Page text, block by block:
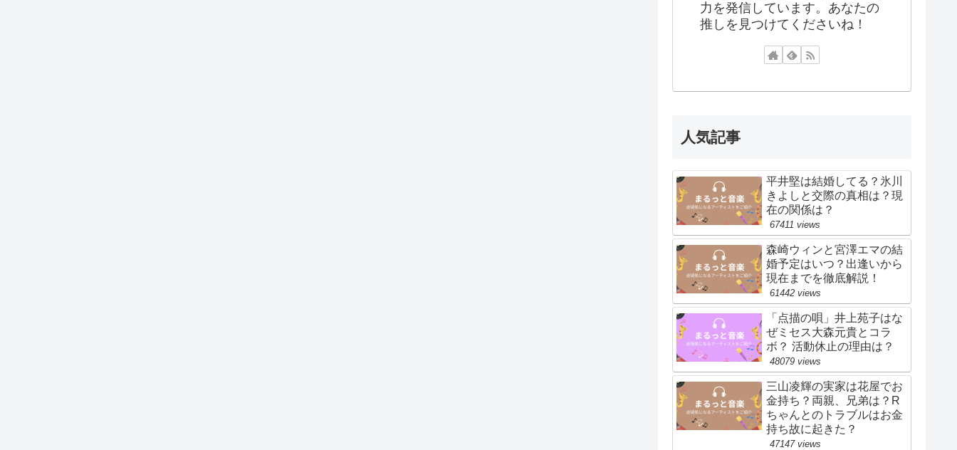
力を発信しています。あなたの
推しを見つけてくださいね！
人気記事
平井堅は結婚してる？氷川
きよしと交際の真相は？現
在の関係は？
67411 views
森崎ウィンと宮澤エマの結
婚予定はいつ？出逢いから
現在までを徹底解説！
61442 views
「点描の唄」井上苑子はな
ぜミセス大森元貴とコラ
ボ？ 活動休止の理由は？
48079 views
三山凌輝の実家は花屋でお
金持ち？両親、兄弟は？R
ちゃんとのトラブルはお金
持ち故に起きた？
47147 views